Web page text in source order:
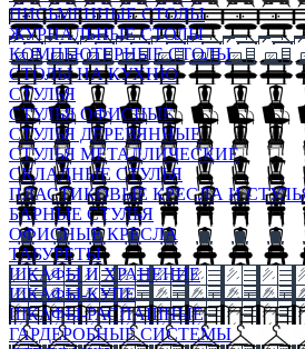
ПИСЬМЕННЫЕ СТОЛЫ
ЖУРНАЛЬНЫЕ СТОЛЫ
КОМПЬЮТЕРНЫЕ СТОЛЫ
СТОЛЫ НА КУХНЮ
СТУЛЬЯ
СТУЛЬЯ ОФИСНЫЕ
СТУЛЬЯ ДЕРЕВЯННЫЕ
СТУЛЬЯ МЕТАЛЛИЧЕСКИЕ
СКЛАДНЫЕ СТУЛЬЯ
ПЛАСТИКОВЫЕ КРЕСЛА И
БАРНЫЕ СТУЛЬЯ
ОФИСНЫЕ КРЕСЛА
ТАБУРЕТЫ
ШКАФЫ И ХРАНЕНИЕ
ШКАФЫ-КУПЕ
ШКАФЫ-РАСПАШНЫЕ
ГАРДЕРОБНЫЕ СИСТЕМЫ